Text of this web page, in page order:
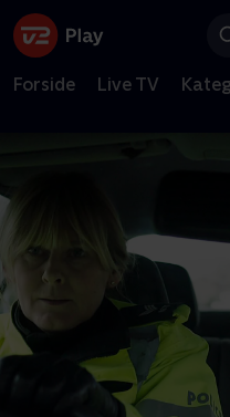
Forside Live TV